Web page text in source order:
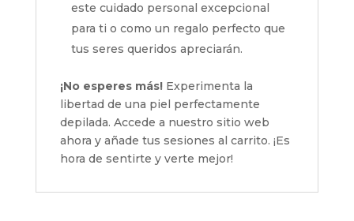
este cuidado personal excepcional
para ti o como un regalo perfecto que
tus seres queridos apreciarán.
¡No esperes más!Experimenta la
libertad de una piel perfectamente
depilada. Accede a nuestro sitio web
ahora y añade tus sesiones al carrito. ¡Es
hora de sentirte y verte mejor!